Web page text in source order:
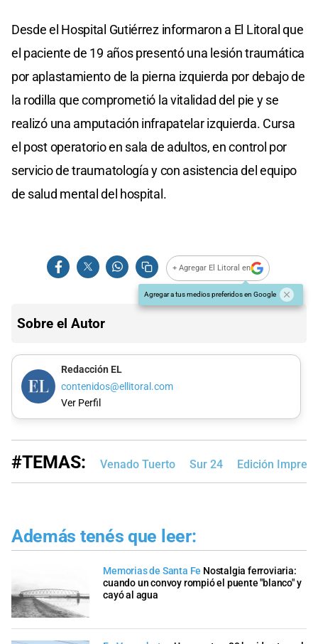
Desde el Hospital Gutiérrez informaron a El Litoral que
el paciente de 19 años presentó una lesión traumática
por aplastamiento de la pierna izquierda por debajo de
la rodilla que comprometió la vitalidad del pie y se
realizó una amputación infrapatelar izquierda. Cursa
el post operatorio en sala de adultos, en control por
servicio de traumatología y con asistencia del equipo
de salud mental del hospital.
+ Agregar El Litoral en
Agregar a tus medios preferidos en Google
Sobre el Autor
Redacción EL
contenidos@ellitoral.com
Ver Perfil
#TEMAS: Venado Tuerto Sur 24 Edición
Además tenés que leer:
Memorias de Santa Fe Nostalgia ferroviaria:
cuando un convoy rompió el puente "blanco" y
cayó al agua